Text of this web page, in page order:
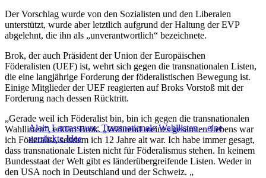
Der Vorschlag wurde von den Sozialisten und den Liberalen
unterstützt, wurde aber letztlich aufgrund der Haltung der EVP
abgelehnt, die ihn als „unverantwortlich“ bezeichnete.
Brok, der auch Präsident der Union der Europäischen
Föderalisten (UEF) ist, wehrt sich gegen die transnationalen Listen,
die eine langjährige Forderung der föderalistischen Bewegung ist.
Einige Mitglieder der UEF reagierten auf Broks Vorstoß mit der
Forderung nach dessen Rücktritt.
Alain Lamassoure: Transnationale Wahllisten – eine
verrückte Idee
„Gerade weil ich Föderalist bin, bin ich gegen die transnationalen
Wahllisten“, erklärt Brok. „Während meines gesamten Lebens war
ich Föderalist, seitdem ich 12 Jahre alt war. Ich habe immer gesagt,
dass transnationale Listen nicht für Föderalismus stehen. In keinem
Bundesstaat der Welt gibt es länderübergreifende Listen. Weder in
den USA noch in Deutschland und der Schweiz. „